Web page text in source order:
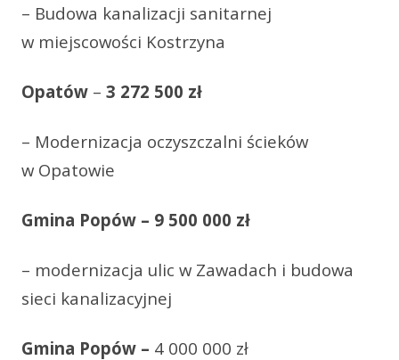
– Budowa kanalizacji sanitarnej
w miejscowości Kostrzyna
Opatów – 3 272 500 zł
– Modernizacja oczyszczalni ścieków
w Opatowie
Gmina Popów – 9 500 000 zł
– modernizacja ulic w Zawadach i budowa
sieci kanalizacyjnej
Gmina Popów – 4 000 000 zł